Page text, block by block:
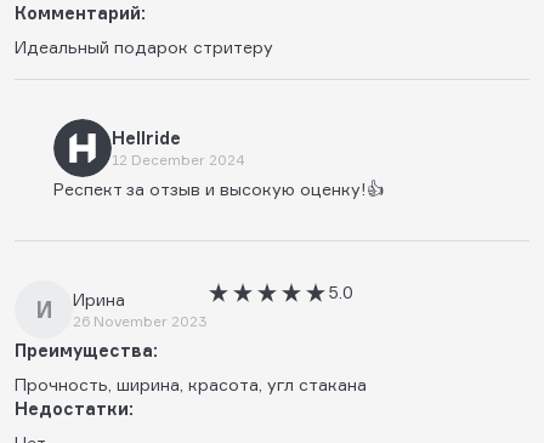
Комментарий:
Идеальный подарок стритеру
Hellride
12 December 2024
Респект за отзыв и высокую оценку!👍
И Ирина
26 November 2023
5.0
Преимущества:
Прочность, ширина, красота, угл стакана
Недостатки: